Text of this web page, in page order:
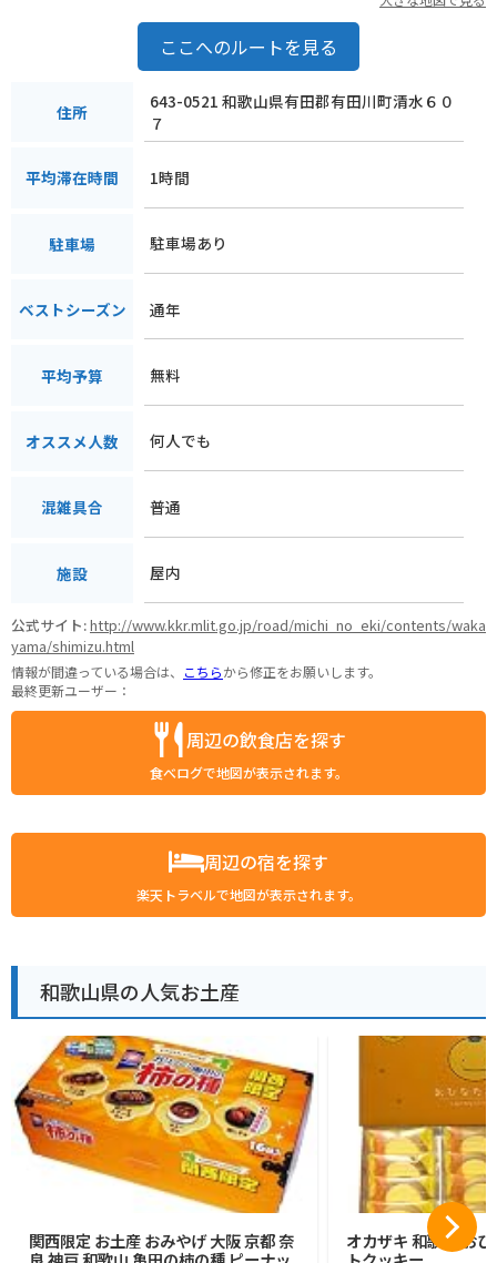
ここへのルートを見る
住所
643-0521 和歌山県有田郡有田川町清水６０
７
平均滞在時間 1時間
駐車場 駐車場あり
ベストシーズン 通年
平均予算 無料
オススメ人数 何人でも
混雑具合 普通
施設 屋内
公式サイト:http://www.kkr.mlit.go.jp/road/michi_no_eki/contents/waka
yama/shimizu.html
情報が間違っている場合は、 こちらから修正をお願いします。
最終更新ユーザー：
周辺の飲食店を探す
食べログで地図が表示されます。
周辺の宿を探す
楽天トラベルで地図が表示されます。
和歌山県の人気お土産
関西限定 お土産 おみやげ 大阪 京都 奈
オカザキ 和歌山 お